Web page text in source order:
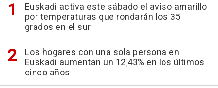
Euskadi activa este sábado el aviso amarillo
por temperaturas que rondarán los 35
grados en el sur
Los hogares con una sola persona en
Euskadi aumentan un 12,43% en los últimos
cinco años